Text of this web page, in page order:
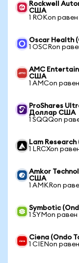
Rockwell
США
1 ROKon равен
Oscar Health
1 OSCRon
AMC
США
1 AMCon
ProShares
Доллар США
1 SQQQon
Lam
1 LRCXon
Amkor
США
1 AMKRon
Symbotic
1 SYMon
Ciena (Ondo
1 CIENon